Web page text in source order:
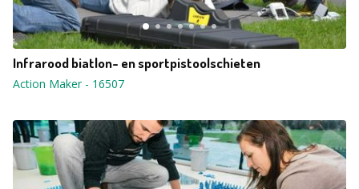
Infrarood biatlon- en sportpistoolschieten
Action Maker- 16507